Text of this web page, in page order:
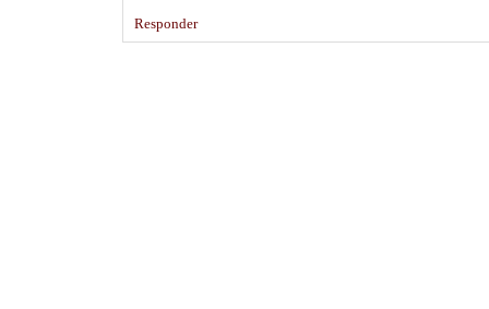
Responder